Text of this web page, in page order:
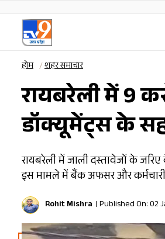
होम शहर समाचार
रायबरेली में 9
डॉक्यूमेंट्स के
रायबरेली में जाली दस्तावेजों के
इस मामले में बैंक अफसर और
Rohit Mishra Published On: 02